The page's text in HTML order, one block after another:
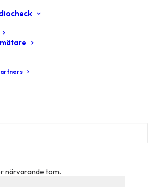
närvarande tom.